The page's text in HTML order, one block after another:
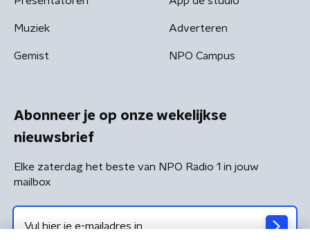
Muziek
Gemist
Adverteren
NPO Campus
Abonneer je op onze wekelijkse
nieuwsbrief
Elke zaterdag het beste van NPO Radio 1 in jouw
mailbox